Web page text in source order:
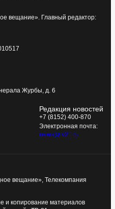
вещание». Главный редактор:
Журбы, д. 6
Редакция новостей
+7 (8152) 400-870
Электронная почта:
news@tv21.ru
вещание», Телекомпания
и копирование материалов